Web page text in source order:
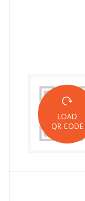
LOAD
QR CODE